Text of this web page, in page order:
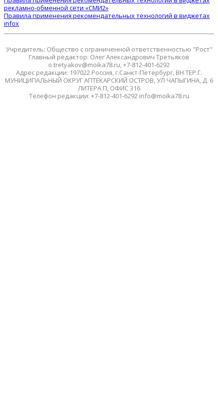
рекламно-обменной сети «СМИ2»
Правила применения рекомендательных технологий в виджетах
infox
Учредитель: Общество с ограниченной ответственностью "Рост"
Главный редактор: Олег Александрович Третьяков
o.tretyakov@moika78.ru, +7-812-401-6292
Адрес редакции: 197022 Россия, г.Санкт-Петербург, ВН.ТЕР.Г.
МУНИЦИПАЛЬНЫЙ ОКРУГ АПТЕКАРСКИЙ ОСТРОВ, УЛ ЧАПЫГИНА, Д. 6
ЛИТЕРА П, ОФИС 316
Телефон редакции: +7-812-401-6292 info@moika78.ru